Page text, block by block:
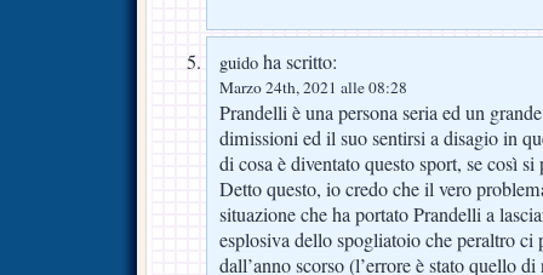
guido ha scritto:
Marzo 24th, 2021 alle 08:28
Prandelli è una persona seria ed un
dimissioni ed il suo sentirsi a disagio in
di cosa è diventato questo sport, se così
Detto questo, io credo che il vero
situazione che ha portato Prandelli a
esplosiva dello spogliatoio che peraltro ci
dall’anno scorso (l’errore è stato quello